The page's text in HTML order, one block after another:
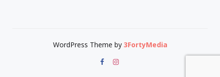
WordPress Theme by 3FortyMedia